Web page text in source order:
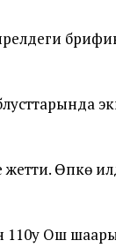
Өпкө
110у Ош